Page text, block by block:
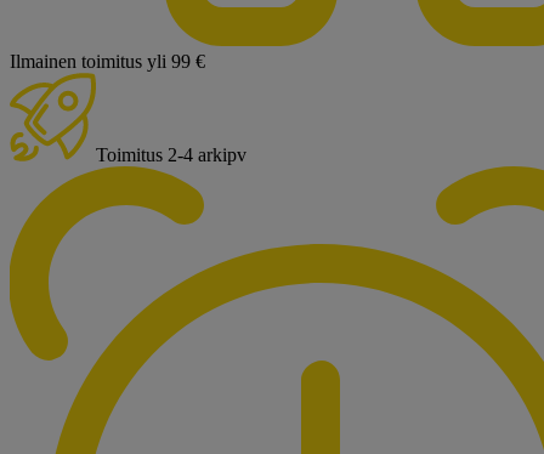
Ilmainen toimitus yli 99 €
Toimitus 2-4 arkipv